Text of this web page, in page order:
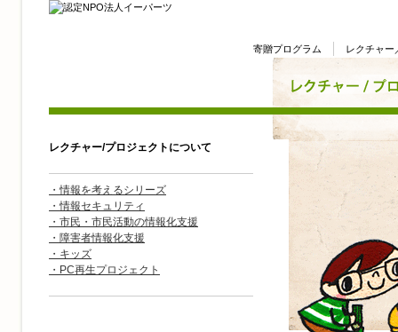
寄贈プログラム レクチャー
レクチャー/プロジェクトについて
・情報を考えるシリーズ
・情報セキュリティ
・市民・市民活動の情報化支援
・障害者情報化支援
・キッズ
・PC再生プロジェクト